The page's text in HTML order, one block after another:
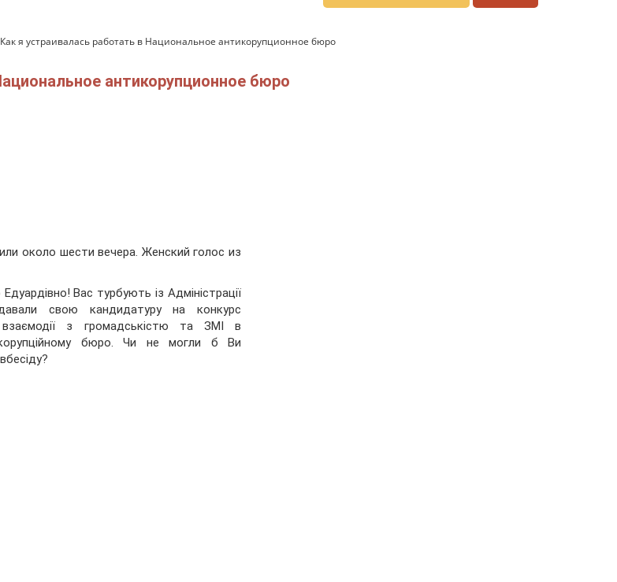
я устраивалась работать в Национальное антикорупционное бюро
антикорупционное бюро
около шести вечера. Женский голос из
Вас турбують із Адміністрації
свою кандидатуру на конкурс
взаємодії з громадськістю та ЗМІ в
бюро. Чи не могли б Ви